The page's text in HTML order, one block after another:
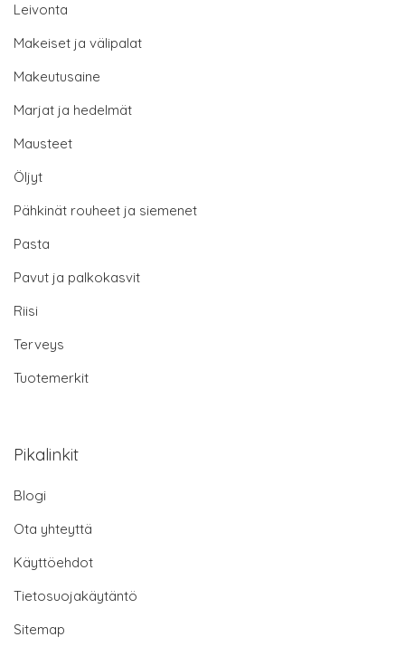
Leivonta
Makeiset ja välipalat
Makeutusaine
Marjat ja hedelmät
Mausteet
Öljyt
Pähkinät rouheet ja siemenet
Pasta
Pavut ja palkokasvit
Riisi
Terveys
Tuotemerkit
Pikalinkit
Blogi
Ota yhteyttä
Käyttöehdot
Tietosuojakäytäntö
Sitemap